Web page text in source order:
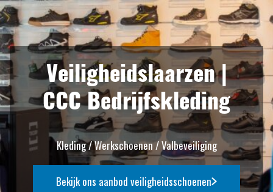
Veiligheidslaarzen |
CCC Bedrijfskleding
Kleding / Werkschoenen / Valbeveiliging
Bekijk ons aanbod veiligheidsschoenen